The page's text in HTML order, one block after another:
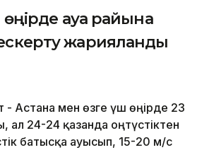
өңірде ауа райына
жарияланды
- Астана мен өзге үш өңірде 23
ал 24-24 қазанда оңтүстіктен
батысқа ауысып, 15-20 м/с